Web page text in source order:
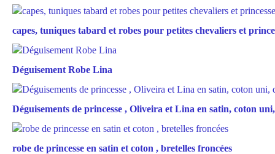
capes, tuniques tabard et robes pour petites chevaliers et
Déguisement Robe Lina
Déguisements de princesse , Oliveira et Lina en satin, coton
robe de princesse en satin et coton , bretelles froncées